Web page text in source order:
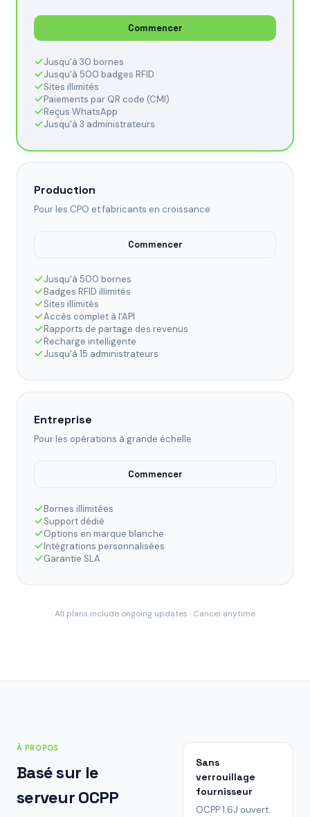
Commencer
Jusqu'à 30 bornes
Jusqu'à 500 badges RFID
Sites illimités
Paiements par QR code (CMI)
Reçus WhatsApp
Jusqu'à 3 administrateurs
Production
Pour les CPO et fabricants en croissance
Commencer
Jusqu'à 500 bornes
Badges RFID illimités
Sites illimités
Accès complet à l'API
Rapports de partage des revenus
Recharge intelligente
Jusqu'à 15 administrateurs
Entreprise
Pour les opérations à grande échelle
Commencer
Bornes illimitées
Support dédié
Options en marque blanche
Intégrations personnalisées
Garantie SLA
All plans include ongoing updates · Cancel anytime
À PROPOS
Basé sur le
serveur OCPP
Sans
verrouillage
fournisseur
OCPP 1.6J ouvert.